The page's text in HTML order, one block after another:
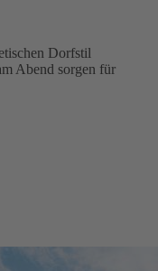
Dorfstil
Abend sorgen für